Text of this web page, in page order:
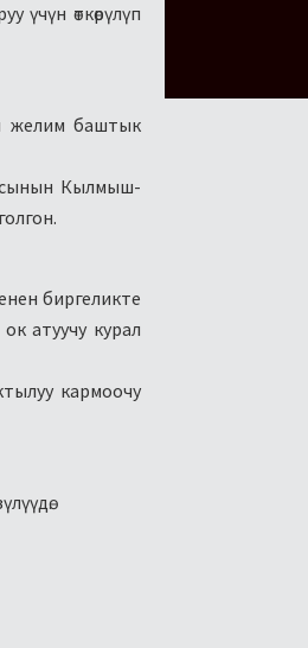
өткөрүлүп
желим баштык
Кылмыш-
биргеликте
атуучу курал
кармоочу